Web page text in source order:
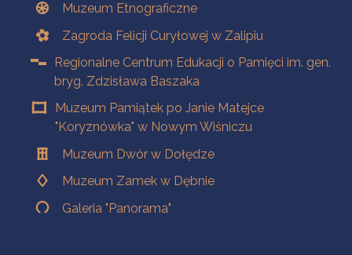
Muzeum Etnograficzne
Zagroda Felicji Curyłowej w Zalipiu
Regionalne Centrum Edukacji o Pamięci im. gen.
bryg. Zdzisława Baszaka
Muzeum Pamiątek po Janie Matejce
"Koryznówka" w Nowym Wiśniczu
Muzeum Dwór w Dołędze
Muzeum Zamek w Dębnie
Galeria "Panorama"